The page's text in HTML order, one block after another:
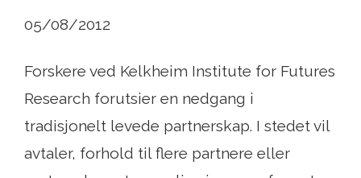
05/08/2012
Forskere ved Kelkheim Institute for Futures
Research forutsier en nedgang i
tradisjonelt levede partnerskap. I stedet vil
avtaler, forhold til flere partnere eller